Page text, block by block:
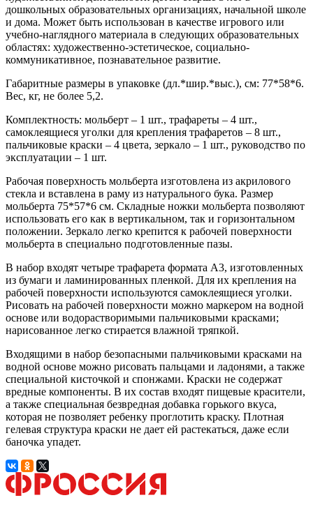
дошкольных образовательных организациях, начальной школе
и дома. Может быть использован в качестве игрового или
учебно-наглядного материала в следующих образовательных
областях: художественно-эстетическое, социально-
коммуникативное, познавательное развитие.
Габаритные размеры в упаковке (дл.*шир.*выс.), см: 77*58*6.
Вес, кг, не более 5,2.
Комплектность: мольберт – 1 шт., трафареты – 4 шт.,
самоклеящиеся уголки для крепления трафаретов – 8 шт.,
пальчиковые краски – 4 цвета, зеркало – 1 шт., руководство по
эксплуатации – 1 шт.
Рабочая поверхность мольберта изготовлена из акрилового
стекла и вставлена в раму из натурального бука. Размер
мольберта 75*57*6 см. Складные ножки мольберта позволяют
использовать его как в вертикальном, так и горизонтальном
положении. Зеркало легко крепится к рабочей поверхности
мольберта в специально подготовленные пазы.
В набор входят четыре трафарета формата А3, изготовленных
из бумаги и ламинированных пленкой. Для их крепления на
рабочей поверхности используются самоклеящиеся уголки.
Рисовать на рабочей поверхности можно маркером на водной
основе или водорастворимыми пальчиковыми красками;
нарисованное легко стирается влажной тряпкой.
Входящими в набор безопасными пальчиковыми красками на
водной основе можно рисовать пальцами и ладонями, а также
специальной кисточкой и спонжами. Краски не содержат
вредные компоненты. В их состав входят пищевые красители,
а также специальная безвредная добавка горького вкуса,
которая не позволяет ребенку проглотить краску. Плотная
гелевая структура краски не дает ей растекаться, даже если
баночка упадет.​